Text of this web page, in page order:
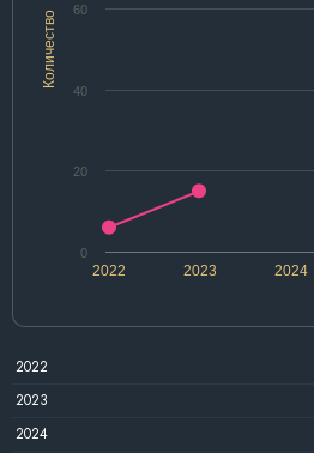
Количество
2022 2024
2023
0
20
40
60
2022
2023
2024